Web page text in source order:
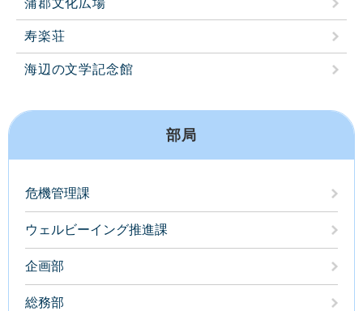
蒲郡文化広場
寿楽荘
海辺の文学記念館
部局
危機管理課
ウェルビーイング推進課
企画部
総務部